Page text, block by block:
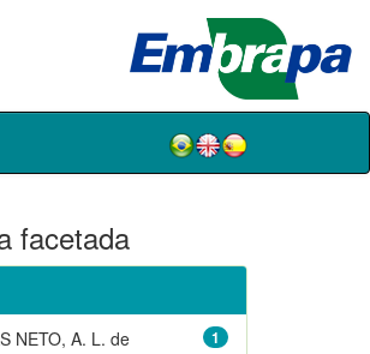
facetada
1
NETO, A. L. de